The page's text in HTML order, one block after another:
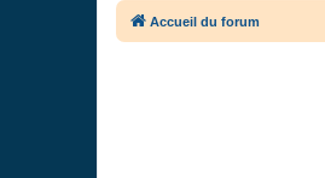
Accueil du forum